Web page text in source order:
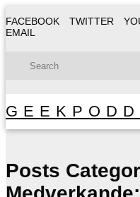
FACEBOOK TWITTER
EMAIL
Posts